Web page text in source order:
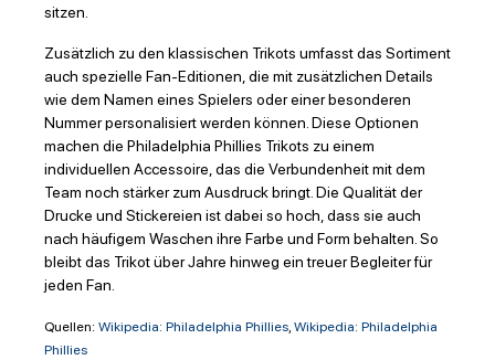
sitzen.
Zusätzlich zu den klassischen Trikots umfasst das Sortiment
auch spezielle Fan-Editionen, die mit zusätzlichen Details
wie dem Namen eines Spielers oder einer besonderen
Nummer personalisiert werden können. Diese Optionen
machen die Philadelphia Phillies Trikots zu einem
individuellen Accessoire, das die Verbundenheit mit dem
Team noch stärker zum Ausdruck bringt. Die Qualität der
Drucke und Stickereien ist dabei so hoch, dass sie auch
nach häufigem Waschen ihre Farbe und Form behalten. So
bleibt das Trikot über Jahre hinweg ein treuer Begleiter für
jeden Fan.
Quellen: Wikipedia: Philadelphia Phillies, Wikipedia: Philadelphia
Phillies